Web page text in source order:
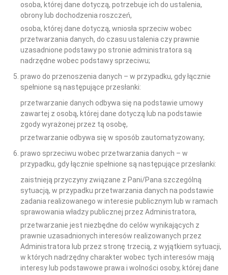
osoba, której dane dotyczą, potrzebuje ich do ustalenia,
obrony lub dochodzenia roszczeń,
osoba, której dane dotyczą, wniosła sprzeciw wobec
przetwarzania danych, do czasu ustalenia czy prawnie
uzasadnione podstawy po stronie administratora są
nadrzędne wobec podstawy sprzeciwu;
prawo do przenoszenia danych – w przypadku, gdy łącznie
spełnione są następujące przesłanki:
przetwarzanie danych odbywa się na podstawie umowy
zawartej z osobą, której dane dotyczą lub na podstawie
zgody wyrażonej przez tą osobę,
przetwarzanie odbywa się w sposób zautomatyzowany;
prawo sprzeciwu wobec przetwarzania danych – w
przypadku, gdy łącznie spełnione są następujące przesłanki:
zaistnieją przyczyny związane z Pani/Pana szczególną
sytuacją, w przypadku przetwarzania danych na podstawie
zadania realizowanego w interesie publicznym lub w ramach
sprawowania władzy publicznej przez Administratora,
przetwarzanie jest niezbędne do celów wynikających z
prawnie uzasadnionych interesów realizowanych przez
Administratora lub przez stronę trzecią, z wyjątkiem sytuacji,
w których nadrzędny charakter wobec tych interesów mają
interesy lub podstawowe prawa i wolności osoby, której dane